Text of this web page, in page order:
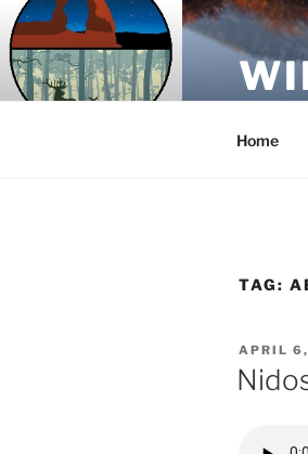
Skip
to
content
Home
TAG:
POSTED
ON
APRIL